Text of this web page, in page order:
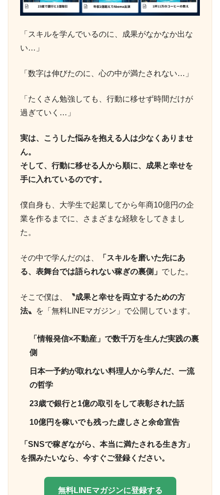
「スキルを学んでいるのに、成果がなかなか出な
い…」
「数字は伸びたのに、心の中が満たされない…」
「たくさん勉強しても、行動に移せず時間だけが
過ぎていく…」
実は、こうした悩みを抱える人は少なくありませ
ん。
そして、行動に移せる人から順に、成果と幸せを
手に入れているのです。
僕自身も、大学生で起業してから年商10億円の企
業を作るまでに、さまざまな経験をしてきまし
た。
その中で学んだのは、
「スキルを磨いた先にあ
る、表舞台では語られない稼ぎの裏側」 でした。
そこで僕は、
〝成果と幸せを両立するための方
法〟
を「無料LINEマガジン」で公開しています。
「情報発信×不動産」で数千万を生んだ実践の裏
側
日本一予約が取れない料理人から学んだ、一流
の哲学
23歳で銀行と1億の取引をして表彰された話
10億円を稼いでも残った虚しさと余命宣告
「SNSで稼ぎながら、本当に満たされる生き方」
を掴みたいなら、今すぐご登録ください。
無料LINEマガジンに登録する